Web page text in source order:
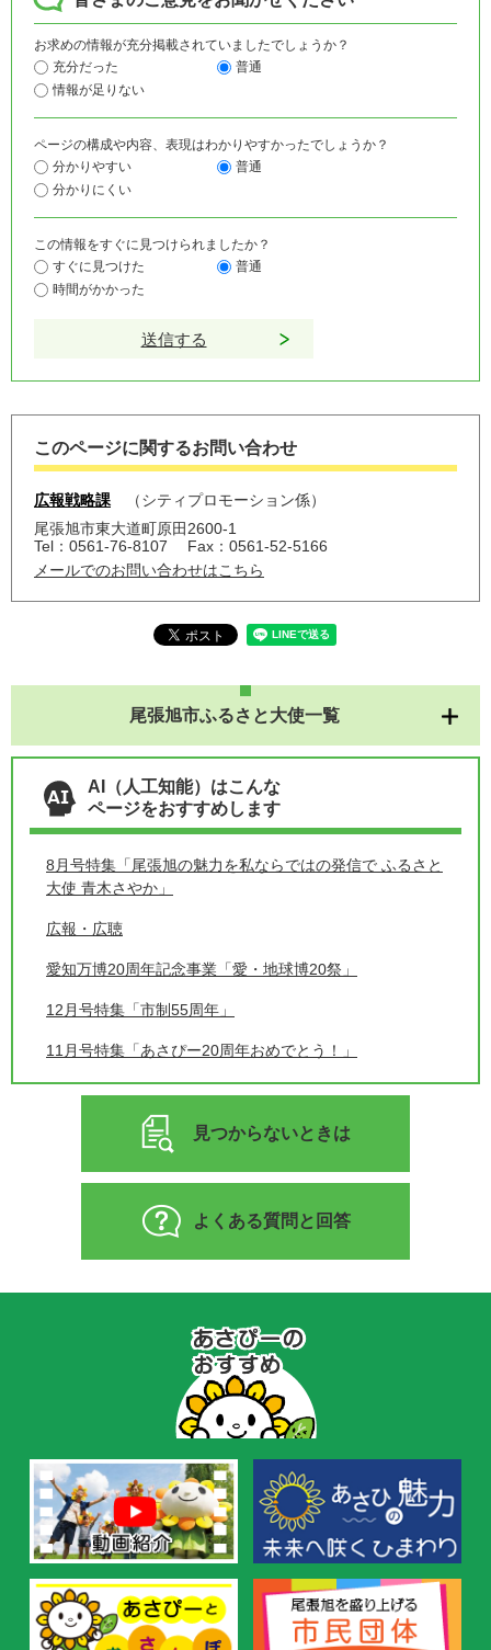
お求めの情報が充分掲載されていましたでしょうか？
充分だった
普通
情報が足りない
ページの構成や内容、表現はわかりやすかったでしょうか？
分かりやすい
普通
分かりにくい
この情報をすぐに見つけられましたか？
すぐに見つけた
普通
時間がかかった
このページに関するお問い合わせ
広報戦略課
シティプロモーション係
尾張旭市東大道町原田2600-1
Tel：0561-76-8107
Fax：0561-52-5166
メールでのお問い合わせはこちら
尾張旭市ふるさと大使一覧
AI（人工知能）はこんな
ページをおすすめします
8月号特集「尾張旭の魅力を私ならではの発信で ふるさと
大使 青木さやか」
広報・広聴
愛知万博20周年記念事業「愛・地球博20祭」
12月号特集「市制55周年」
11月号特集「あさぴー20周年おめでとう！」
見つからないときは
よくある質問と回答
の
お
す
め